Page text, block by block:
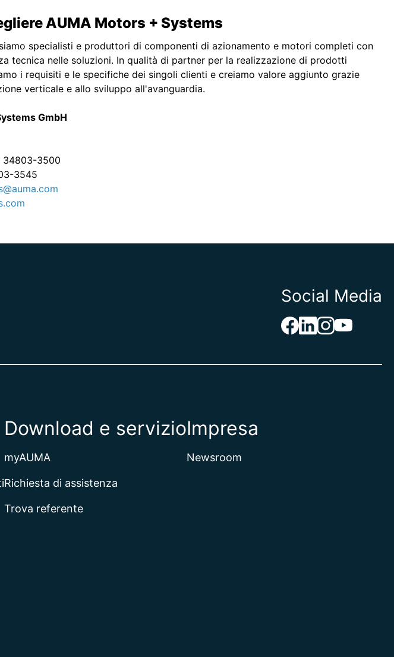
AUMA Motors + Systems
specialisti e produttori di componenti di azionamento e motori completi con
tecnica nelle soluzioni. In qualità di partner per la realizzazione di prodotti
i requisiti e le specifiche dei singoli clienti e creiamo valore aggiunto grazie
verticale e allo sviluppo all'avanguardia.
GmbH
34803-3500
3545
Social Media
Download e servizio
myAUMA
Richiesta di assistenza
Trova referente
Impresa
Newsroom